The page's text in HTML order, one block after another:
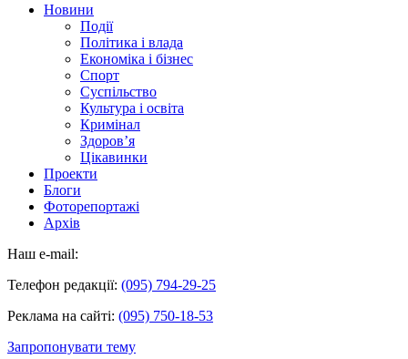
Новини
Події
Політика і влада
Економіка і бізнес
Спорт
Суспільство
Культура і освіта
Кримінал
Здоров’я
Цікавинки
Проекти
Блоги
Фоторепортажі
Архів
Наш e-mail:
Телефон редакції: (095) 794-29-25
Реклама на сайті: (095) 750-18-53
Запропонувати тему